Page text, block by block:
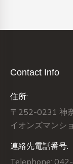
Contact Info
住所:
〒252-0231 神
イオンズマンシ
連絡先電話番号:
Telephone: